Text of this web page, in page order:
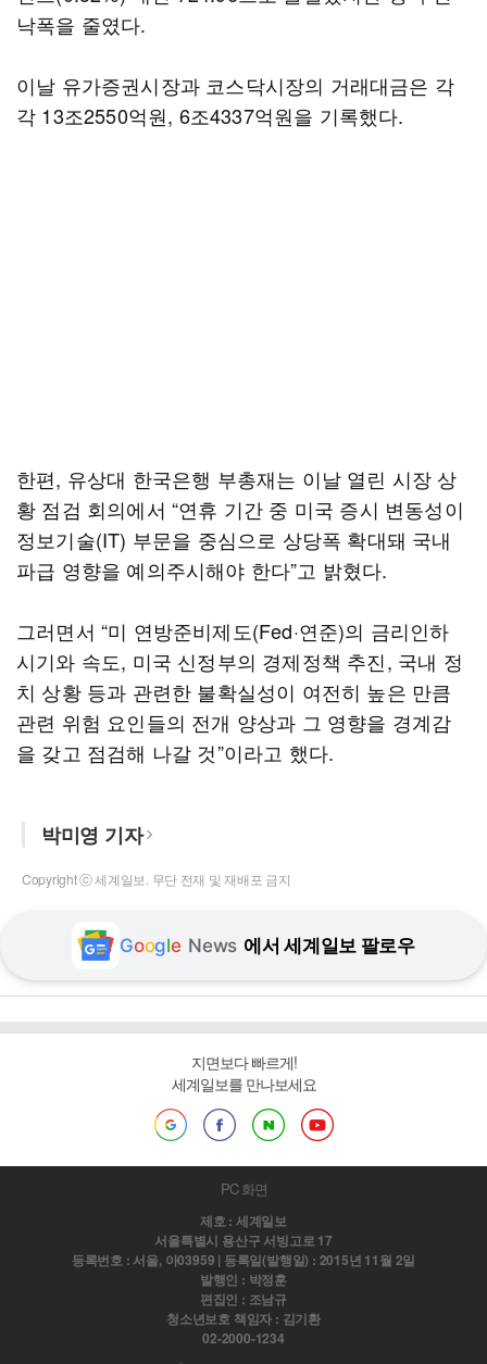
낙폭을 줄였다.
이날 유가증권시장과 코스닥시장의 거래대금은 각
각 13조2550억원, 6조4337억원을 기록했다.
한편, 유상대 한국은행 부총재는 이날 열린 시장 상
황 점검 회의에서 “연휴 기간 중 미국 증시 변동성이
정보기술(IT) 부문을 중심으로 상당폭 확대돼 국내
파급 영향을 예의주시해야 한다”고 밝혔다.
그러면서 “미 연방준비제도(Fed·연준)의 금리인하
시기와 속도, 미국 신정부의 경제정책 추진, 국내 정
치 상황 등과 관련한 불확실성이 여전히 높은 만큼
관련 위험 요인들의 전개 양상과 그 영향을 경계감
을 갖고 점검해 나갈 것”이라고 했다.
박미영 기자
Copyright ⓒ 세계일보. 무단 전재 및 재배포 금지
Google News 에서 세계일보 팔로우
지면보다 빠르게!
세계일보를 만나보세요
PC 화면
제호 : 세계일보
서울특별시 용산구 서빙고로 17
등록번호 : 서울, 아03959 | 등록일(발행일) : 2015년 11월 2일
발행인 : 박정훈
편집인 : 조남규
청소년보호 책임자 : 김기환
02-2000-1234